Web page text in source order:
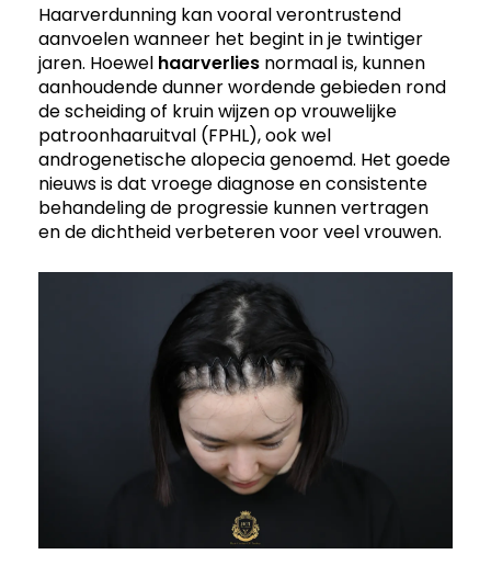
Haarverdunning kan vooral verontrustend
aanvoelen wanneer het begint in je twintiger
jaren. Hoewel haarverlies normaal is, kunnen
aanhoudende dunner wordende gebieden rond
de scheiding of kruin wijzen op vrouwelijke
patroonhaaruitval (FPHL), ook wel
androgenetische alopecia genoemd. Het goede
nieuws is dat vroege diagnose en consistente
behandeling de progressie kunnen vertragen
en de dichtheid verbeteren voor veel vrouwen.